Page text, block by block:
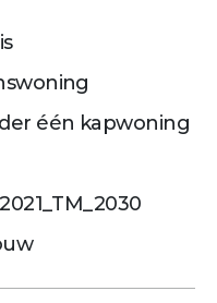
één kapwoning